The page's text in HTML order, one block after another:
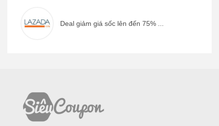
Deal giảm giá sốc lên đến 75% ...